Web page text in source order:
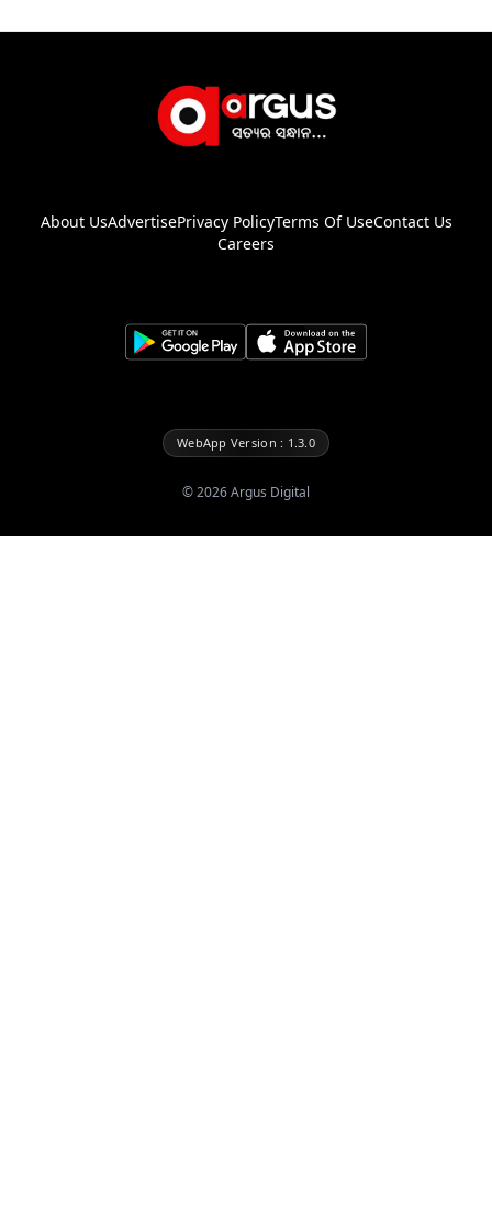
About UsAdvertisePrivacy PolicyTerms Of UseContact Us
Careers
WebApp Version : 1.3.0
©2026Argus Digital